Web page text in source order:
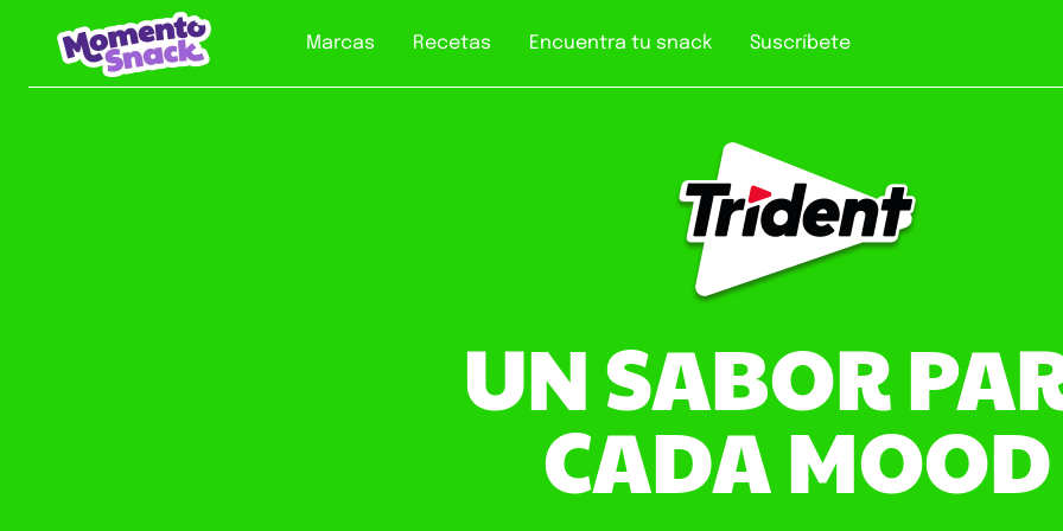
Marcas Recetas Encuentra tu snack Suscríbete
UN SABOR
CADA MOOD